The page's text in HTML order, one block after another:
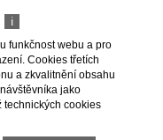
ℹ
funkčnost webu a pro
Cookies třetích
a zkvalitnění obsahu
jako
technických cookies